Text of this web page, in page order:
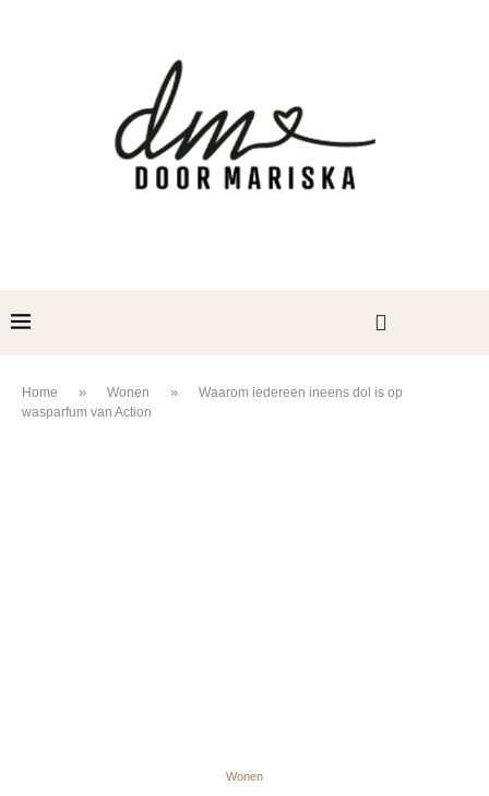
Home » Wonen »
Waarom iedereen ineens dol is op
wasparfum van Action
Wonen